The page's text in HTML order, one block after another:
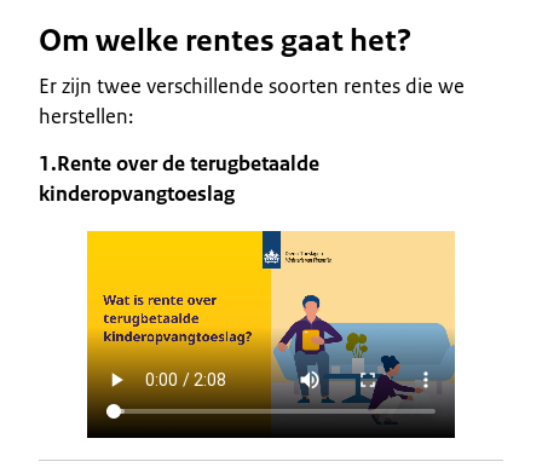
Om welke rentes gaat het?
Er zijn twee verschillende soorten rentes die we
herstellen:
1.Rente over de terugbetaalde
kinderopvangtoeslag